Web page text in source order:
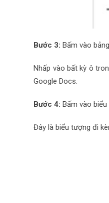
Bước 3: Bấm vào
Nhấp vào bất kỳ ô
Google Docs.
Bước 4: Bấm vào
Đây là biểu tượng đi